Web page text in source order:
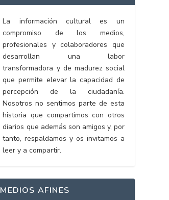
La información cultural es un
compromiso de los medios,
profesionales y colaboradores que
desarrollan una labor
transformadora y de madurez social
que permite elevar la capacidad de
percepción de la ciudadanía.
Nosotros no sentimos parte de esta
historia que compartimos con otros
diarios que además son amigos y, por
tanto, respaldamos y os invitamos a
leer y a compartir.
MEDIOS AFINES